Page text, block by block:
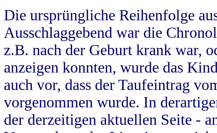
Die ursprüngliche Reihenfolge
Ausschlaggebend war die
z.B. nach der Geburt krank war,
anzeigen konnten, wurde das
auch vor, dass der Taufeintrag
vorgenommen wurde. In
der derzeitigen aktuellen Seite -